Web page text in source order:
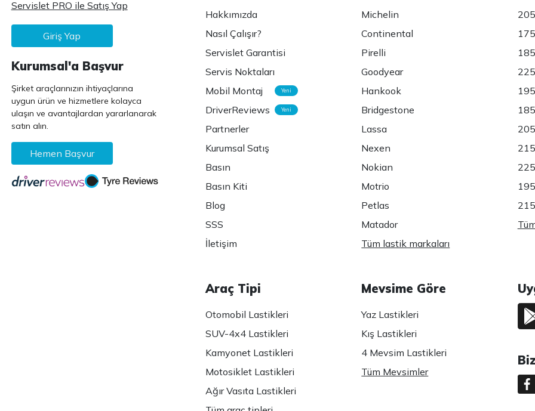
Servislet PRO ile Satış Yap
Giriş Yap
Kurumsal'a Başvur
Şirket araçlarınızın ihtiyaçlarına
uygun ürün ve hizmetlere kolayca
ulaşın ve avantajlardan yararlanarak
satın alın.
Hemen Başvur
Hakkımızda
Nasıl Çalışır?
Servislet Garantisi
Servis Noktaları
Mobil Montaj
Yeni
DriverReviews Yeni
Partnerler
Kurumsal Satış
Basın
Basın Kiti
Blog
SSS
İletişim
Michelin
Continental
Pirelli
Goodyear
Hankook
Bridgestone
Lassa
Nexen
Nokian
Motrio
Petlas
Matador
Tüm lastik markaları
Araç Tipi
Otomobil Lastikleri
SUV-4x4 Lastikleri
Kamyonet Lastikleri
Motosiklet Lastikleri
Ağır Vasıta Lastikleri
Mevsime Göre
Yaz Lastikleri
Kış Lastikleri
4 Mevsim Lastikleri
Tüm Mevsimler